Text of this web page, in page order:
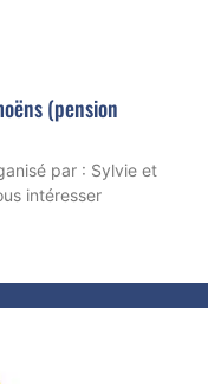
(pension
par : Sylvie et
intéresser